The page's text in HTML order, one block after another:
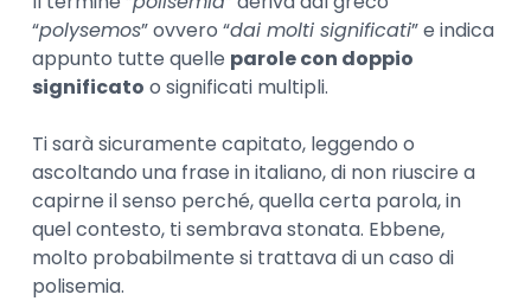
“polysemos” ovvero “dai molti significati” e indica
appunto tutte quelle parole con doppio
significato o significati multipli.
Ti sarà sicuramente capitato, leggendo o
ascoltando una frase in italiano, di non riuscire a
capirne il senso perché, quella certa parola, in
quel contesto, ti sembrava stonata. Ebbene,
molto probabilmente si trattava di un caso di
polisemia.